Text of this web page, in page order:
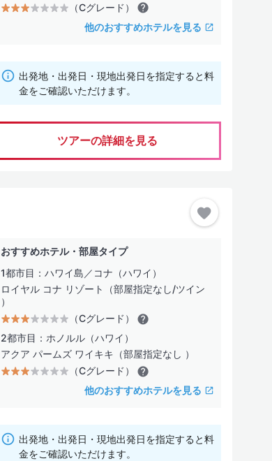
（Cグレード）
他のおすすめホテルを見る
出発地・出発日・現地出発日を指定すると料
金をご確認いただけます。
ツアーの詳細を見る
おすすめホテル・部屋タイプ
1都市目：ハワイ島／コナ（ハワイ）
ロイヤル コナ リゾート（部屋指定なし/ツイン
）
（Cグレード）
2都市目：ホノルル（ハワイ）
アクア パームズ ワイキキ（部屋指定なし ）
（Cグレード）
他のおすすめホテルを見る
出発地・出発日・現地出発日を指定すると料
金をご確認いただけます。